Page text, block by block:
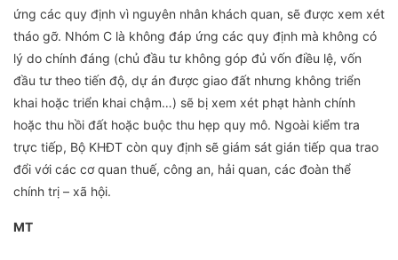
ứng các quy định vì nguyên nhân khách quan, sẽ được xem xét
tháo gỡ. Nhóm C là không đáp ứng các quy định mà không có
lý do chính đáng (chủ đầu tư không góp đủ vốn điều lệ, vốn
đầu tư theo tiến độ, dự án được giao đất nhưng không triển
khai hoặc triển khai chậm…) sẽ bị xem xét phạt hành chính
hoặc thu hồi đất hoặc buộc thu hẹp quy mô. Ngoài kiểm tra
trực tiếp, Bộ KHĐT còn quy định sẽ giám sát gián tiếp qua trao
đổi với các cơ quan thuế, công an, hải quan, các đoàn thể
chính trị – xã hội.
MT